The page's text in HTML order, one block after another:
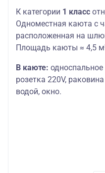
К категории 1 класс
Одноместная каюта с
расположенная на
Площадь каюты ≈ 4,5
В каюте: односпальное
розетка 220V,
водой, окно.